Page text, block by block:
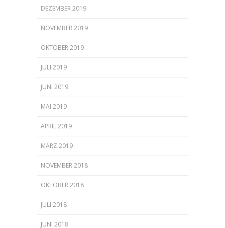
DEZEMBER 2019
NOVEMBER 2019
OKTOBER 2019
JULI 2019
JUNI 2019
MAI 2019
APRIL 2019
MÄRZ 2019
NOVEMBER 2018
OKTOBER 2018
JULI 2018
JUNI 2018